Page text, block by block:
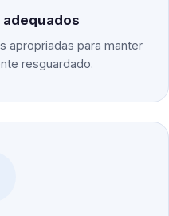
apropriadas para manter
resguardado.